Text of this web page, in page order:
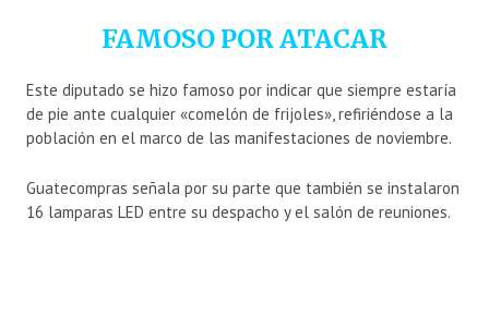
FAMOSO POR ATACAR
Este diputado se hizo famoso por indicar que siempre estaría
de pie ante cualquier «comelón de frijoles», refiriéndose a la
población en el marco de las manifestaciones de noviembre.
Guatecompras señala por su parte que también se instalaron
16 lamparas LED entre su despacho y el salón de reuniones.